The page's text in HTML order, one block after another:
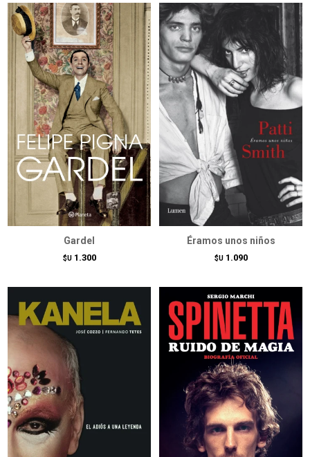
Gardel
$U 1.300
Éramos unos niños
$U 1.090